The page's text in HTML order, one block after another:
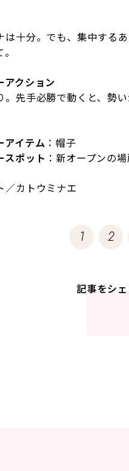
は十分。でも、集中する
アクション
。先手必勝で動くと、勢
アイテム ：帽子
スポット ：新オープンの
／カトウミナエ
1 2
記事をシ